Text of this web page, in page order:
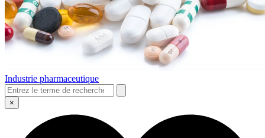
Industrie pharmaceutique
×